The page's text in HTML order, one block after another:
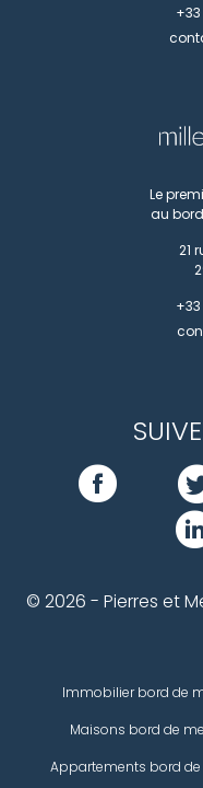
Le
au
21
© 2026 - Pierres et
Immobilier bord de
Maisons bord de
Appartements bord